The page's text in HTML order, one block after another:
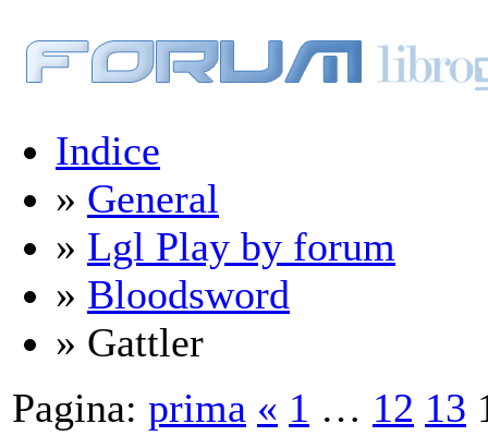
Indice
» General
» Lgl Play by forum
» Bloodsword
» Gattler
Pagina: prima « 1 … 12 13